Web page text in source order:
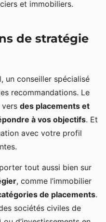
et immobiliers.
de stratégie
un conseiller spécialisé
recommandations. Le
des placements et
à vos objectifs. Et
avec votre profil
tout aussi bien sur
, comme l’immobilier
de placements.
sociétés civiles de